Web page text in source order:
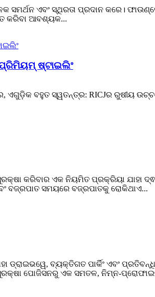
ଏବଂ ସ୍ଥିରତା ପ୍ରଦାନ କରେ।
କରିବା ଆବଶ୍ୟକ...
ପ୍ରିମିୟମ୍ ଷ୍ଟାଇଲିଂ
ଏଗୁଡ଼ିକ ବହୁତ ସ୍ୱତନ୍ତ୍ର: RICJର ରୁଷୀୟ
କରିବାର ଏକ ନିୟମିତ ପ୍ରକ୍ରିୟା ଯାହା
ବଜ୍ରପାତ ସମୟରେ ବଜ୍ରପାତକୁ ରୋକିଥାଏ...
ଡ୍ରାଇଭୱେ, ବ୍ୟକ୍ତିଗତ ପାର୍କିଂ ଏବଂ
ପୋଜିସନରୁ ଏକ ସମତଳ, ନିମ୍ନ-